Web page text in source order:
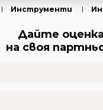
Инструменти
Дайте оценка
на своя